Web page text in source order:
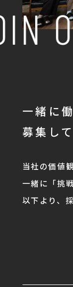
一緒に
募集し
当社の価値
一緒に「挑
以下より、